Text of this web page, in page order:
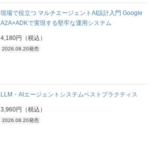
現場で役立つ マルチエージェントAI設計入門 Google
A2A×ADKで実現する堅牢な運用システム
4,180円（税込）
2026.08.20発売
LLM・AIエージェントシステムベストプラクティス
3,960円（税込）
2026.08.20発売